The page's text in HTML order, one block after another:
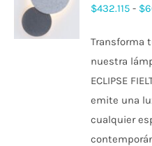
ESTE
PRODUCTO
TIENE
MÚLTIPLES
VARIANTES.
$432.115 - $
Transforma
nuestra
ECLIPSE
emite una
cualquier